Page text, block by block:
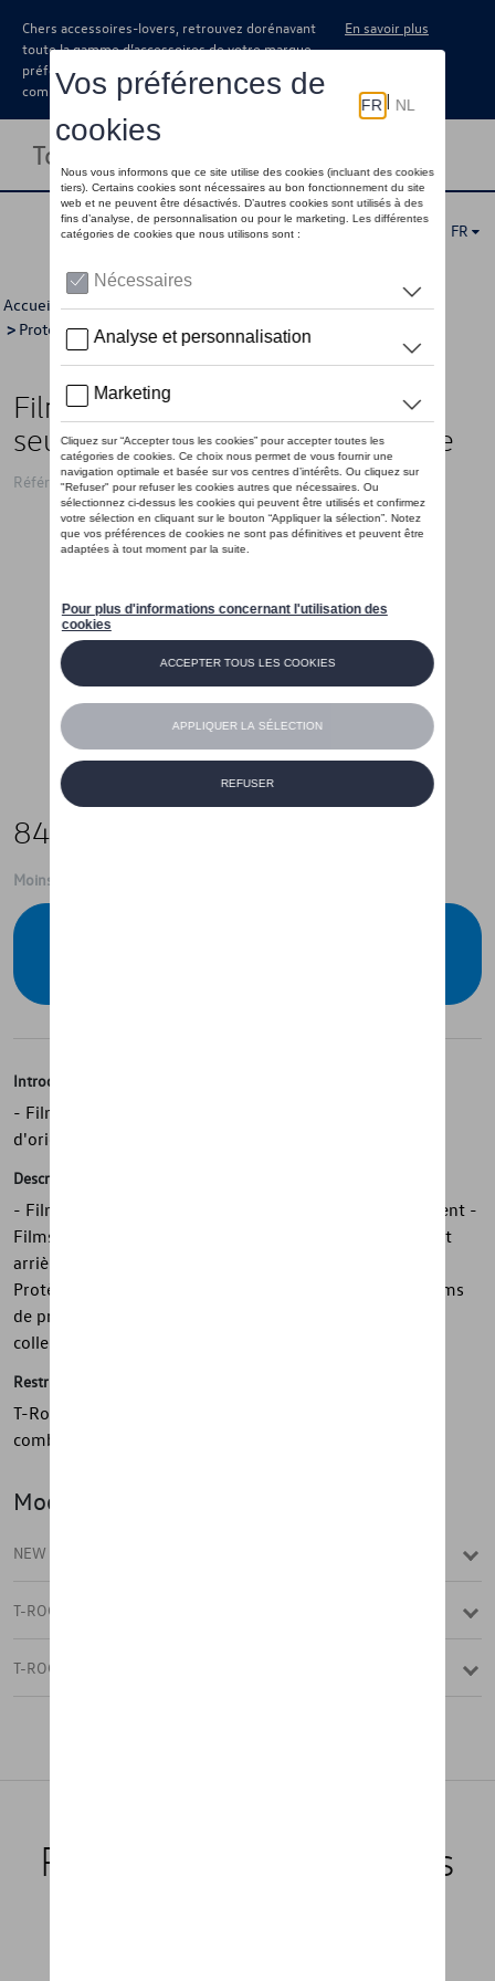
Chers accessoires-lovers, retrouvez dorénavant
toute la gamme d’accessoires de votre marque
préférée sous forme de catalogue à
commander auprès de votre concessionaire.
En savoir plus
Toggle navigation
FR
Accueil >Catalogue Volkswagen >Confort et protection
> Protection >Protection de seuils de portes
Film de protection pour le rail de
seuil, Noir/Argent, avant et arrière
Référence: 2GA071310A ZMD
84,00 €
Moins de 5 pcs disponibles.
Introduction
- Films de garniture de panneau de seuil Volkswagen
d'origine, noir/argent
Description
- Films de seuil de porte Volkswagen d'origine, noir/argent -
Films noirs avec bandes décoratives argentées - Avant et
arrière, 4 pièces - Améliore visuellement le véhicule -
Protège contre les rayures autour du seuil de porte - Films
de protection de seuil découpés avec précision - Facile à
coller - Avec des instructions de montage détaillées
Restrictions
T-Roc (MQB-A-2GA) À utiliser uniquement avec PR no.
combinaison : 0A2
Modèle(s)
NEW T-ROC
T-ROC
T-ROC (STOCK ONLY)
Produits recommandés